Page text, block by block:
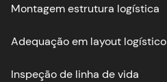
Montagem estrutura logística
Adequação em layout logístico
Inspeção de linha de vida